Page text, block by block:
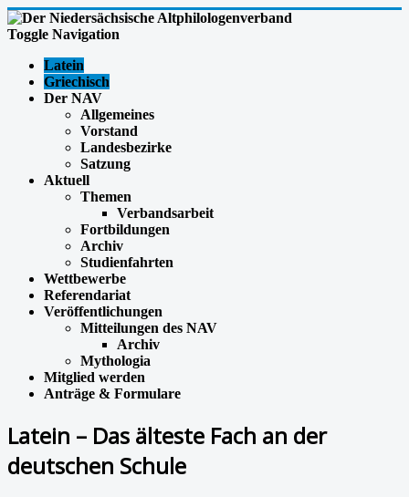
Toggle Navigation
Latein
Griechisch
Der NAV
Allgemeines
Vorstand
Landesbezirke
Satzung
Aktuell
Themen
Verbandsarbeit
Fortbildungen
Archiv
Studienfahrten
Wettbewerbe
Referendariat
Veröffentlichungen
Mitteilungen des NAV
Archiv
Mythologia
Mitglied werden
Anträge & Formulare
Latein – Das älteste Fach an der
deutschen Schule